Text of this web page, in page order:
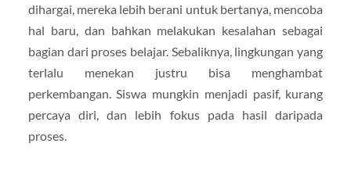
dihargai, mereka lebih berani untuk bertanya, mencoba
hal baru, dan bahkan melakukan kesalahan sebagai
bagian dari proses belajar. Sebaliknya, lingkungan yang
terlalu menekan justru bisa menghambat
perkembangan. Siswa mungkin menjadi pasif, kurang
percaya diri, dan lebih fokus pada hasil daripada
proses.